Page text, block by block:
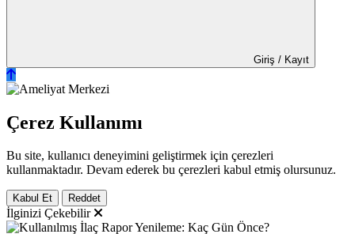
Giriş / Kayıt
Çerez Kullanımı
Bu site, kullanıcı deneyimini geliştirmek için çerezleri
kullanmaktadır. Devam ederek bu çerezleri kabul etmiş olursunuz.
Kabul Et Reddet
İlginizi Çekebilir